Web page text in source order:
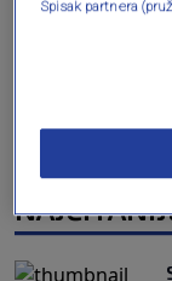
Spisak partnera